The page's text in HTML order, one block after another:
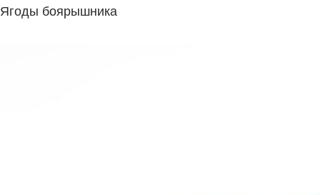
Ягоды боярышника